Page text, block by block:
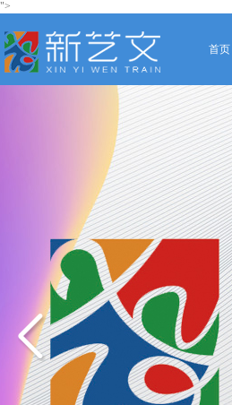
">
首页